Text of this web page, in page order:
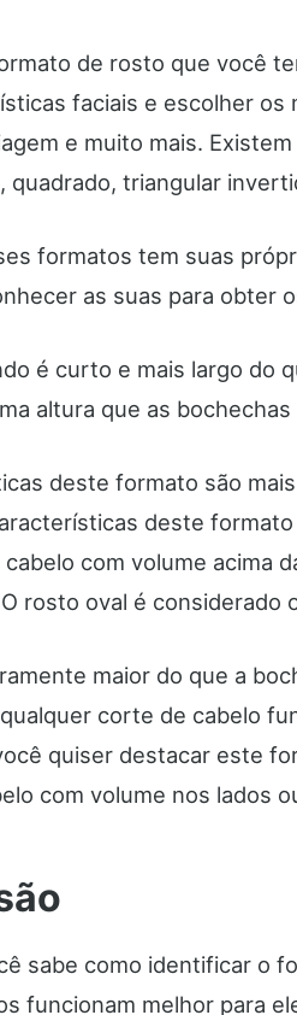
de rosto que você
faciais e escolher
e muito mais.
quadrado, triangular
formatos tem suas
as suas para obter
é curto e mais largo do
altura que as
deste formato são
deste
com volume acima
rosto oval é considerado
maior do que a
corte de cabelo
quiser destacar este
com volume nos lados
sabe como identificar o
funcionam melhor para